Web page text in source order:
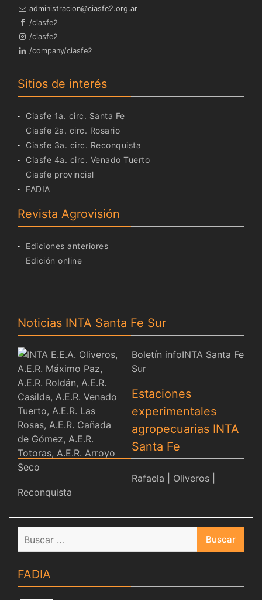
ra.gro.2efsaic@noicartsinimda
/ciasfe2
/ciasfe2
/company/ciasfe2
Sitios de interés
Ciasfe 1a. circ. Santa Fe
Ciasfe 2a. circ. Rosario
Ciasfe 3a. circ. Reconquista
Ciasfe 4a. circ. Venado Tuerto
Ciasfe provincial
FADIA
Revista Agrovisión
Ediciones anteriores
Edición online
Noticias INTA Santa Fe Sur
Boletín infoINTA Santa Fe
Sur
Estaciones
experimentales
agropecuarias INTA
Santa Fe
Rafaela Oliveros
Reconquista
Buscar:
FADIA